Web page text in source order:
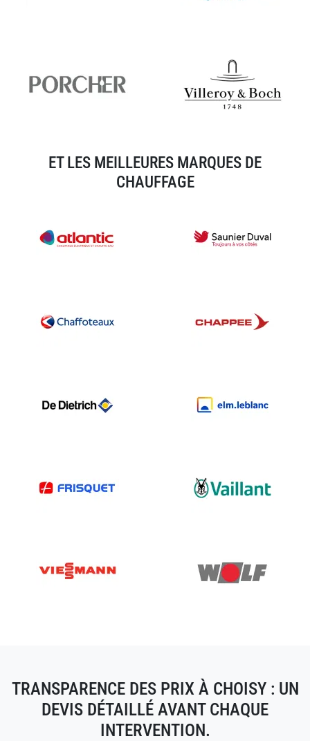
ET LES MEILLEURES MARQUES DE
CHAUFFAGE
TRANSPARENCE DES PRIX À CHOISY : UN
DEVIS DÉTAILLÉ AVANT CHAQUE
INTERVENTION.